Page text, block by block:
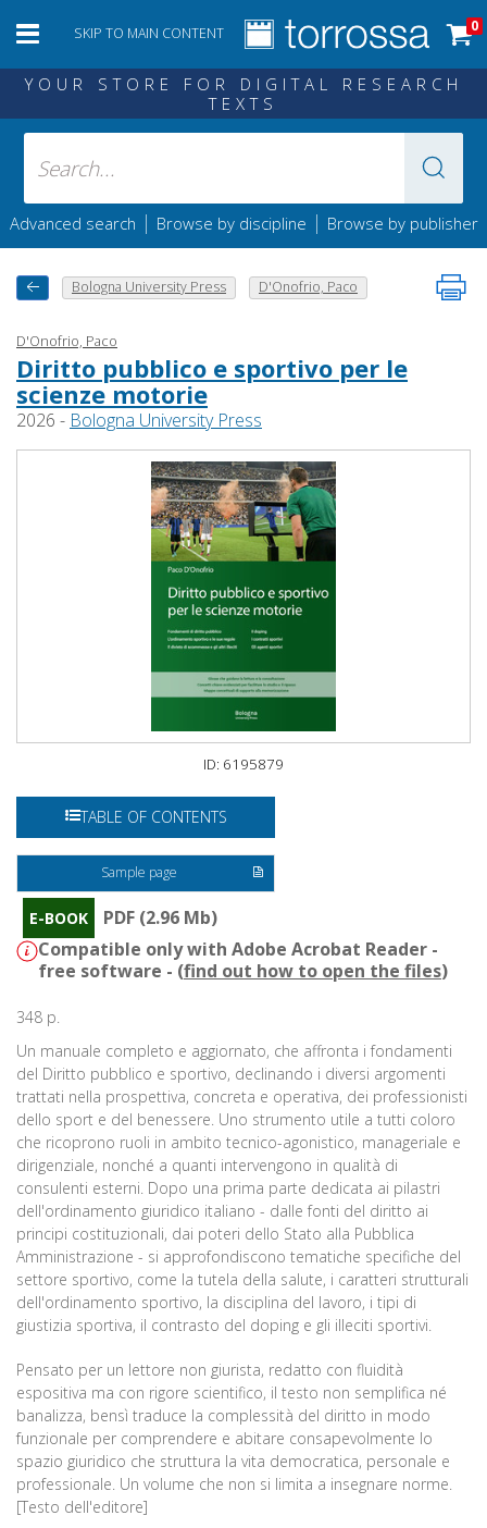
SKIP TO MAIN CONTENT 0
YOUR STORE FOR DIGITAL RESEARCH
TEXTS
Advanced search | Browse by discipline | Browse by publisher
Bologna University Press D'Onofrio, Paco
D'Onofrio, Paco
Diritto pubblico e sportivo per le
scienze motorie
2026 - Bologna University Press
ID: 6195879
TABLE OF CONTENTS
Sample page
E-BOOK
PDF (2.96 Mb)
Compatible only with Adobe Acrobat Reader -
free software - (find out how to open the files)
348 p.
Un manuale completo e aggiornato, che affronta i fondamenti
del Diritto pubblico e sportivo, declinando i diversi argomenti
trattati nella prospettiva, concreta e operativa, dei professionisti
dello sport e del benessere. Uno strumento utile a tutti coloro
che ricoprono ruoli in ambito tecnico-agonistico, manageriale e
dirigenziale, nonché a quanti intervengono in qualità di
consulenti esterni. Dopo una prima parte dedicata ai pilastri
dell'ordinamento giuridico italiano - dalle fonti del diritto ai
principi costituzionali, dai poteri dello Stato alla Pubblica
Amministrazione - si approfondiscono tematiche specifiche del
settore sportivo, come la tutela della salute, i caratteri strutturali
dell'ordinamento sportivo, la disciplina del lavoro, i tipi di
giustizia sportiva, il contrasto del doping e gli illeciti sportivi.
Pensato per un lettore non giurista, redatto con fluidità
espositiva ma con rigore scientifico, il testo non semplifica né
banalizza, bensì traduce la complessità del diritto in modo
funzionale per comprendere e abitare consapevolmente lo
spazio giuridico che struttura la vita democratica, personale e
professionale. Un volume che non si limita a insegnare norme.
[Testo dell'editore]